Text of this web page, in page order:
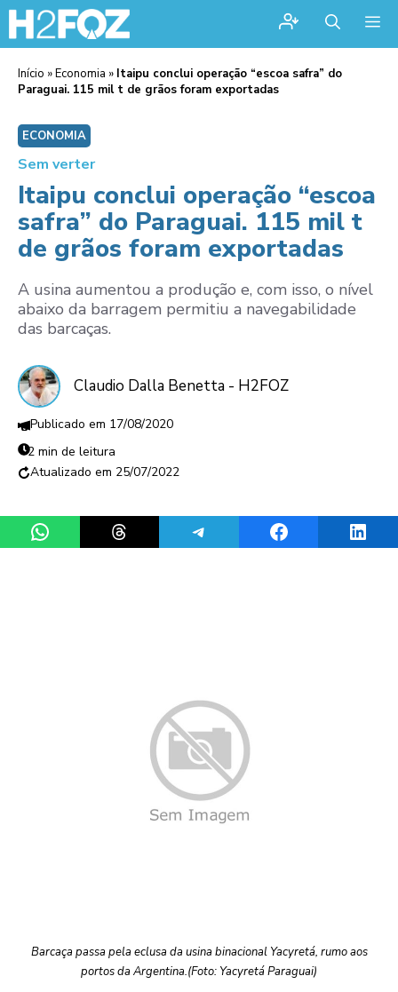
Início »Economia » Itaipu conclui operação “escoa safra” do
Paraguai. 115 mil t de grãos foram exportadas
ECONOMIA
Sem verter
Itaipu conclui operação “escoa
safra” do Paraguai. 115 mil t
de grãos foram exportadas
A usina aumentou a produção e, com isso, o nível
abaixo da barragem permitiu a navegabilidade
das barcaças.
Claudio Dalla Benetta - H2FOZ
17/08/2020
2 min de leitura
25/07/2022
Share on WhatsAppShare on ThreadsShare on TelegramShare on Facebook
Barcaça passa pela eclusa da usina binacional Yacyretá, rumo aos
portos da Argentina.(Foto: Yacyretá Paraguai)